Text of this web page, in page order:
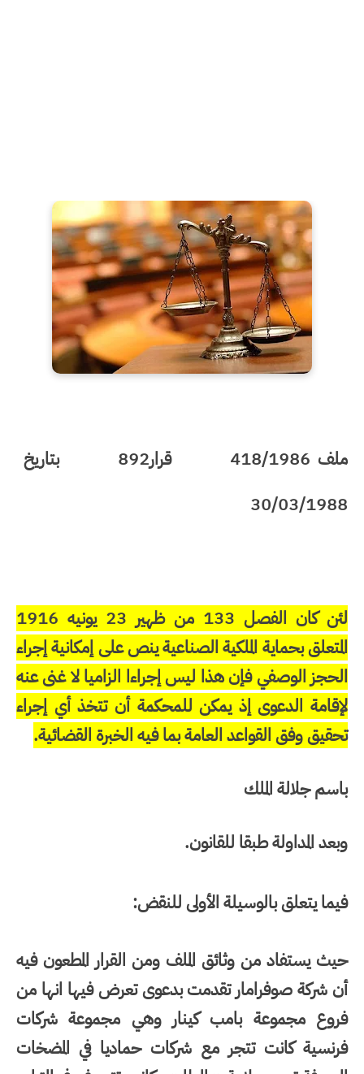
ملف 418/1986
قرار892 بتاريخ
30/03/1988
لئن كان الفصل 133 من ظهير 23 يونيه 1916
المتعلق بحماية الملكية الصناعية ينص على إمكانية إجراء
الحجز الوصفي فإن هذا ليس إجراءا الزاميا لا غنى عنه
لإقامة الدعوى إذ يمكن للمحكمة أن تتخذ أي إجراء
تحقيق وفق القواعد العامة بما فيه الخبرة القضائية.
باسم جلالة الملك
وبعد المداولة طبقا للقانون.
فيما يتعلق بالوسيلة الأولى للنقض:
حيث يستفاد من وثائق الملف ومن القرار المطعون فيه
أن شركة صوفرامار تقدمت بدعوى تعرض فيها انها من
فروع مجموعة بامب كينار وهي مجموعة شركات
فرنسية كانت تتجر مع شركات حماديا في المضخات